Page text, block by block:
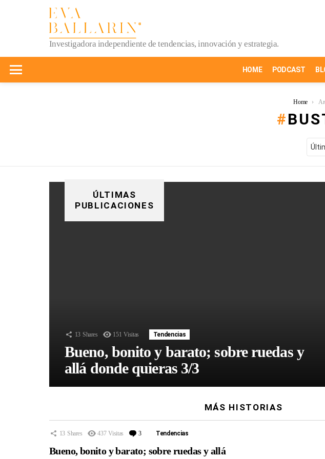
Investigadora independiente de tendencias, innovación y estrategia.
HOME PODCAST
Home
ÚLTIMAS
PUBLICACIONES
13 Shares 151 Visitas Tendencias
Bueno, bonito y barato; sobre ruedas y
allá donde quieras 3/3
MÁS HISTORIAS
13 Shares 437 Visitas 3 Comentarios
Tendencias
Bueno, bonito y barato; sobre ruedas y allá